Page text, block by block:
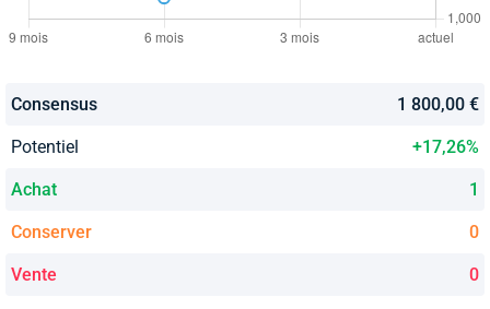
Consensus 1 800,00 €
Potentiel +17,26%
Achat 1
Conserver 0
Vente 0